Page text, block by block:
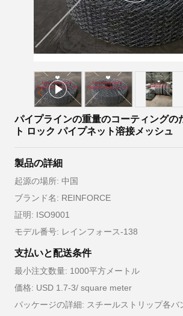
パイプラインの重量のコーティングの
ト ロック パイプネット溶接メッシュ
製品の詳細
起源の場所: 中国
ブランド名: REINFORCE
証明: ISO9001
モデル番号: レインフォース-138
支払いと配送条件
最小注文数量: 1000平方メートル
価格: USD 1.7-3/ square meter
パッケージの詳細: スチールストリップ各バ